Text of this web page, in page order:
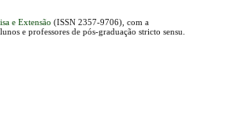
e Extensão (ISSN 2357-9706) , com a
e professores de pós-graduação stricto sensu.